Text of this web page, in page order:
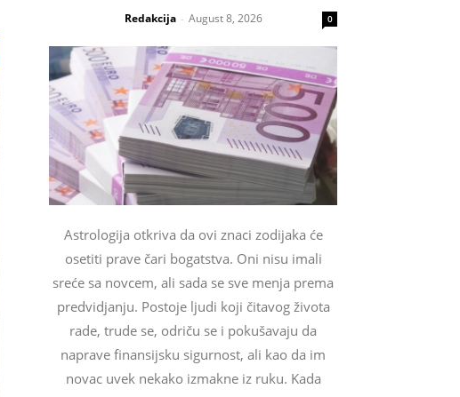
Redakcija - August 8, 2026 0
Astrologija otkriva da ovi znaci zodijaka će
osetiti prave čari bogatstva. Oni nisu imali
sreće sa novcem, ali sada se sve menja prema
predvidjanju. Postoje ljudi koji čitavog života
rade, trude se, odriču se i pokušavaju da
naprave finansijsku sigurnost, ali kao da im
novac uvek nekako izmakne iz ruku. Kada